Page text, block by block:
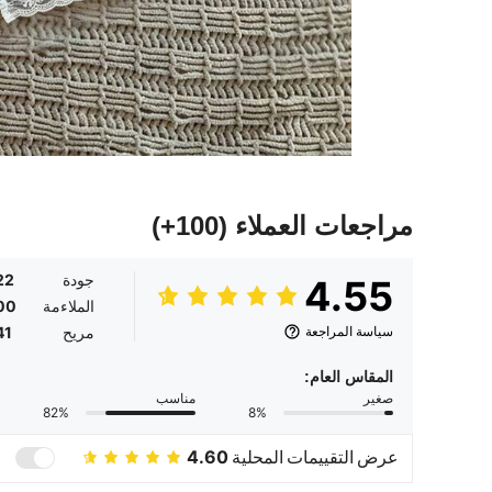
مراجعات العملاء (100+)
4.55
سياسة المراجعة
جودة
الملاءمة
مريح
المقاس العام:
صغير
8%
مناسب
82%
عرض التقييمات المحلية 4.60